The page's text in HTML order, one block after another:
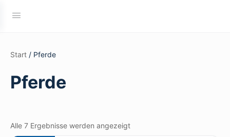
Start / Pferde
Pferde
Alle 7 Ergebnisse werden angezeigtNach